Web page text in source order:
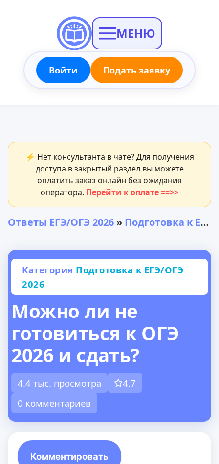
МЕНЮ
Войти Подать заявку
⚡ Нет консультанта в чате? Для получения
доступа в закрытый раздел вы можете
оплатить заказ онлайн без ожидания
оператора. Перейти к оплате ==>>
Ответы ЕГЭ/ОГЭ 2026 » Подготовка к ЕГЭ/ОГЭ 2026
Категория Подготовка к ЕГЭ/ОГЭ
2026
Можно ли не
готовиться к ОГЭ
2026 и сдать?
4.4 тыс. просмотра
4.7
0 комментариев
Комментировать